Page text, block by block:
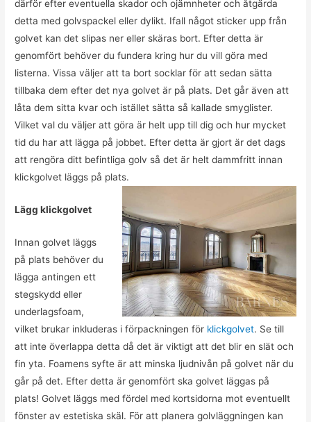
därför efter eventuella skador och ojämnheter och åtgärda
detta med golvspackel eller dylikt. Ifall något sticker upp från
golvet kan det slipas ner eller skäras bort. Efter detta är
genomfört behöver du fundera kring hur du vill göra med
listerna. Vissa väljer att ta bort socklar för att sedan sätta
tillbaka dem efter det nya golvet är på plats. Det går även att
låta dem sitta kvar och istället sätta så kallade smyglister.
Vilket val du väljer att göra är helt upp till dig och hur mycket
tid du har att lägga på jobbet. Efter detta är gjort är det dags
att rengöra ditt befintliga golv så det är helt dammfritt innan
klickgolvet läggs på plats.
Lägg klickgolvet
Innan golvet läggs
på plats behöver du
lägga antingen ett
stegskydd eller
underlagsfoam,
vilket brukar inkluderas i förpackningen för klickgolvet. Se till
att inte överlappa detta då det är viktigt att det blir en slät och
fin yta. Foamens syfte är att minska ljudnivån på golvet när du
går på det. Efter detta är genomfört ska golvet läggas på
plats! Golvet läggs med fördel med kortsidorna mot eventuellt
fönster av estetiska skäl. För att planera golvläggningen kan